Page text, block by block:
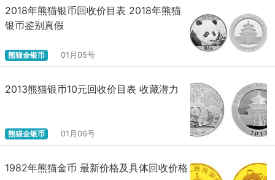
2018年熊猫银币回收价目表 2018年熊猫
银币鉴别真假
熊猫金银币 01月05号
2013熊猫银币10元回收价目表 收藏潜力
熊猫金银币 01月06号
1982年熊猫金币 最新价格及具体回收价格